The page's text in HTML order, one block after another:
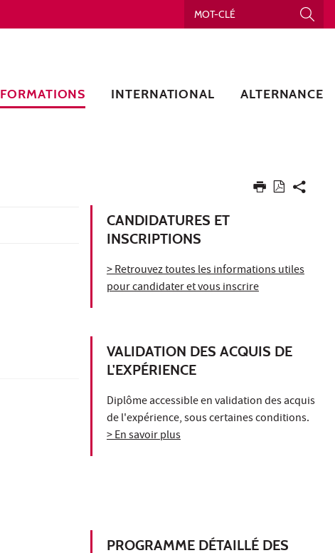
FORMATIONS INTERNATIONAL ALTERNANCE
CANDIDATURES ET
INSCRIPTIONS
> Retrouvez toutes les informations utiles
pour candidater et vous inscrire
VALIDATION DES ACQUIS DE
L'EXPÉRIENCE
Diplôme accessible en validation des acquis
de l'expérience, sous certaines conditions.
> En savoir plus
PROGRAMME DÉTAILLÉ DES